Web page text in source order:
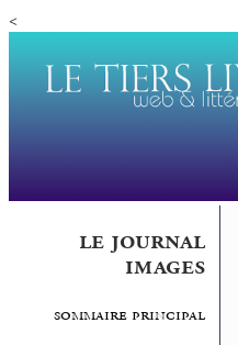
<
le journal
images
sommaire principal